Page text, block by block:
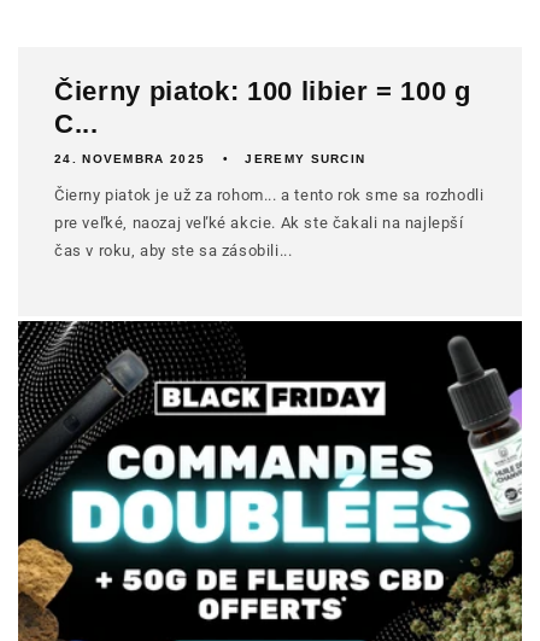
Čierny piatok: 100 libier = 100 g
C...
24. NOVEMBRA 2025 JEREMY SURCIN
Čierny piatok je už za rohom... a tento rok sme sa rozhodli
pre veľké, naozaj veľké akcie. Ak ste čakali na najlepší
čas v roku, aby ste sa zásobili...